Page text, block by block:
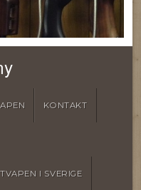
KONTAKT
I SVERIGE